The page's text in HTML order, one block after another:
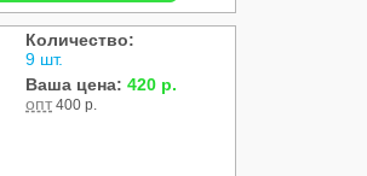
Количество:
9 шт.
Ваша цена: 420 р.
опт 400 р.